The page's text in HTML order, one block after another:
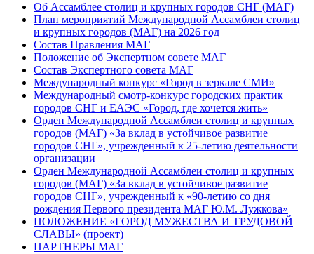
Об Ассамблее столиц и крупных городов СНГ (МАГ)
План мероприятий Международной Ассамблеи столиц
и крупных городов (МАГ) на 2026 год
Состав Правления МАГ
Положение об Экспертном совете МАГ
Состав Экспертного совета МАГ
Международный конкурс «Город в зеркале СМИ»
Международный смотр-конкурс городских практик
городов СНГ и ЕАЭС «Город, где хочется жить»
Орден Международной Ассамблеи столиц и крупных
городов (МАГ) «За вклад в устойчивое развитие
городов СНГ», учрежденный к 25-летию деятельности
организации
Орден Международной Ассамблеи столиц и крупных
городов (МАГ) «За вклад в устойчивое развитие
городов СНГ», учрежденный к «90-летию со дня
рождения Первого президента МАГ Ю.М. Лужкова»
ПОЛОЖЕНИЕ «ГОРОД МУЖЕСТВА И ТРУДОВОЙ
СЛАВЫ» (проект)
ПАРТНЕРЫ МАГ